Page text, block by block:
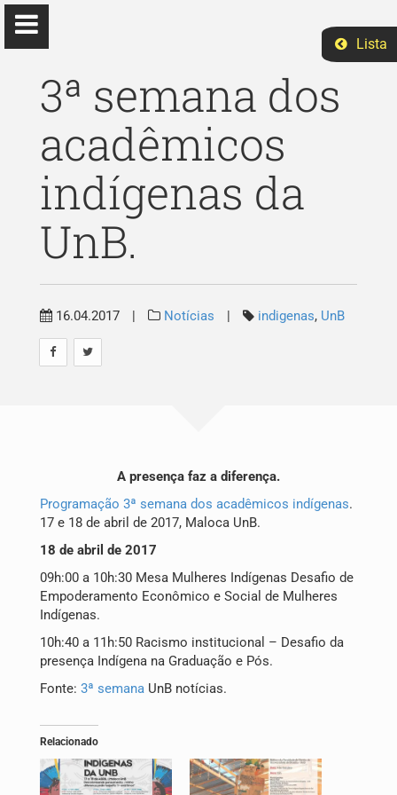
Elizabeth Ruano
Ph.D Ciências Sociais
Início
Eventos
Contato
Lista
3ª semana dos
acadêmicos
indígenas da
UnB.
16.04.2017 | Notícias | indigenas, UnB
A presença faz a diferença.
Programação 3ª semana dos acadêmicos indígenas.
17 e 18 de abril de 2017, Maloca UnB.
18 de abril de 2017
09h:00 a 10h:30 Mesa Mulheres Indígenas Desafio de
Empoderamento Econômico e Social de Mulheres
Indígenas.
10h:40 a 11h:50 Racismo institucional – Desafio da
presença Indígena na Graduação e Pós.
Fonte: 3ª semanaUnB notícias.
Relacionado